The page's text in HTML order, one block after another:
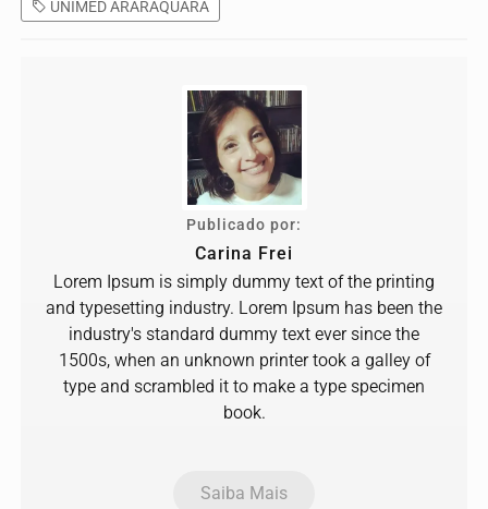
UNIMED ARARAQUARA
Publicado por:
Carina Frei
Lorem Ipsum is simply dummy text of the printing
and typesetting industry. Lorem Ipsum has been the
industry's standard dummy text ever since the
1500s, when an unknown printer took a galley of
type and scrambled it to make a type specimen
book.
Saiba Mais